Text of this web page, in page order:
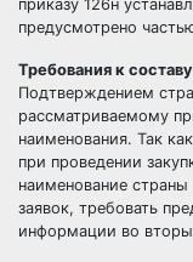
приказу 126н
предусмотрено
Требования к
Подтверждением
рассматриваемому
наименования. Так
при проведении
наименование
заявок, требовать
информации во